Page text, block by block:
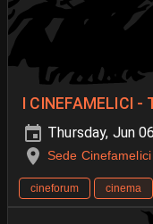
I CINEFAMELICI
Thursday, Jun
Sede Cinefamelici
cineforum cinema